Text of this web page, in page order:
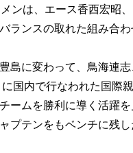
ンは、エース香西宏昭
ンスの取れた組み合わ
島に変わって、鳥海連
国内で行なわれた国際
ームを勝利に導く活躍
プテンをもベンチに残